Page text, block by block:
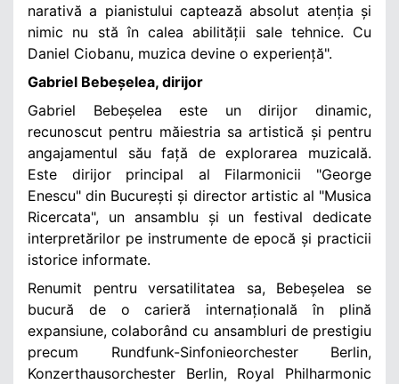
narativă a pianistului captează absolut atenția și
nimic nu stă în calea abilității sale tehnice. Cu
Daniel Ciobanu, muzica devine o experiență".
Gabriel Bebeșelea, dirijor
Gabriel Bebeșelea este un dirijor dinamic,
recunoscut pentru măiestria sa artistică și pentru
angajamentul său față de explorarea muzicală.
Este dirijor principal al Filarmonicii "George
Enescu" din București și director artistic al "Musica
Ricercata", un ansamblu și un festival dedicate
interpretărilor pe instrumente de epocă și practicii
istorice informate.
Renumit pentru versatilitatea sa, Bebeșelea se
bucură de o carieră internațională în plină
expansiune, colaborând cu ansambluri de prestigiu
precum Rundfunk-Sinfonieorchester Berlin,
Konzerthausorchester Berlin, Royal Philharmonic